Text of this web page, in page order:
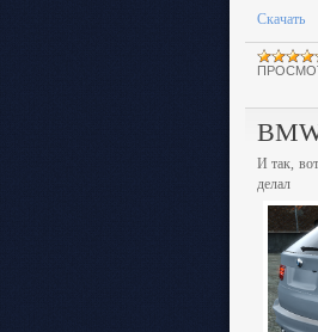
Скачать
И так,